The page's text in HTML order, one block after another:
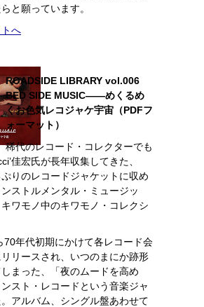
と願っています。
へ
ROADSIDE LIBRARY vol.006
BED SIDE MUSIC――めくるめ
くお色気レコジャケ宇宙（PDFフ
ォーマット）
稀代のレコード・コレクターでも
佳宏氏が長年収集してきた、
ぷりのレコードジャケットに収め
ストルメンタル・ミュージッ
ワモノ中のキワモノ・コレクシ
70年代初期にかけて各レコード会
リースされ、いつのまにか跡形
まった、「夜のムードを高め
スト・レコードという音楽ジャ
アルバム、シングル盤あわせて